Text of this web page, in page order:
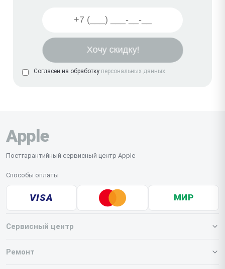
Согласен на обработку персональных данных
Apple
Постгарантийный сервисный центр Apple
Способы оплаты
VISA МИР
Сервисный центр
О нашем сервисе
Ремонт